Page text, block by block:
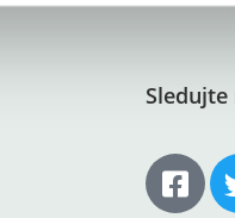
Sledujte